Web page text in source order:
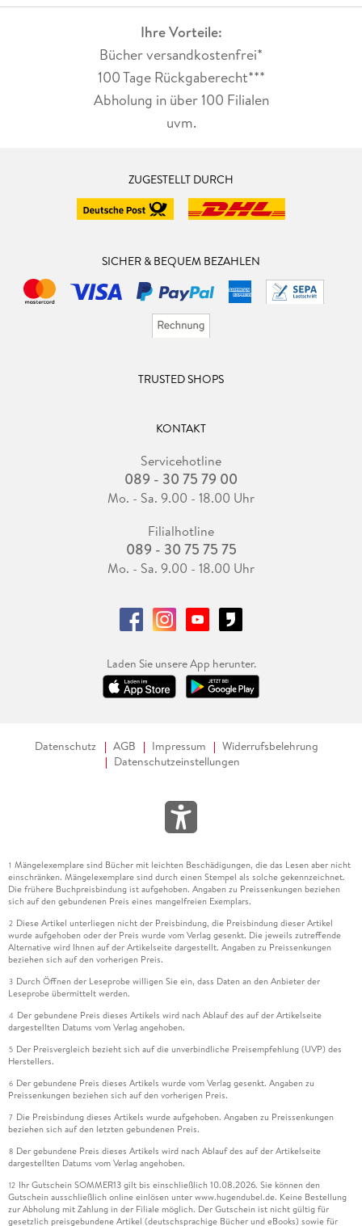
Ihre Vorteile:
Bücher versandkostenfrei*
100 Tage Rückgaberecht***
Abholung in über 100 Filialen
uvm.
ZUGESTELLT DURCH
SICHER & BEQUEM BEZAHLEN
TRUSTED SHOPS
KONTAKT
Servicehotline
089 - 30 75 79 00
Mo. - Sa. 9.00 - 18.00 Uhr
Filialhotline
089 - 30 75 75 75
Mo. - Sa. 9.00 - 18.00 Uhr
Laden Sie unsere App herunter.
Datenschutz AGB Impressum
Widerrufsbelehrung
Datenschutzeinstellungen
1 Mängelexemplare sind Bücher mit leichten Beschädigungen, die das Lesen aber nicht
einschränken. Mängelexemplare sind durch einen Stempel als solche gekennzeichnet.
Die frühere Buchpreisbindung ist aufgehoben. Angaben zu Preissenkungen beziehen
sich auf den gebundenen Preis eines mangelfreien Exemplars.
2 Diese Artikel unterliegen nicht der Preisbindung, die Preisbindung dieser Artikel
wurde aufgehoben oder der Preis wurde vom Verlag gesenkt. Die jeweils zutreffende
Alternative wird Ihnen auf der Artikelseite dargestellt. Angaben zu Preissenkungen
beziehen sich auf den vorherigen Preis.
3 Durch Öffnen der Leseprobe willigen Sie ein, dass Daten an den Anbieter der
Leseprobe übermittelt werden.
4 Der gebundene Preis dieses Artikels wird nach Ablauf des auf der Artikelseite
dargestellten Datums vom Verlag angehoben.
5 Der Preisvergleich bezieht sich auf die unverbindliche Preisempfehlung (UVP) des
Herstellers.
6 Der gebundene Preis dieses Artikels wurde vom Verlag gesenkt. Angaben zu
Preissenkungen beziehen sich auf den vorherigen Preis.
7 Die Preisbindung dieses Artikels wurde aufgehoben. Angaben zu Preissenkungen
beziehen sich auf den letzten gebundenen Preis.
8 Der gebundene Preis dieses Artikels wird nach Ablauf des auf der Artikelseite
dargestellten Datums vom Verlag angehoben.
12 Ihr Gutschein SOMMER13 gilt bis einschließlich 10.08.2026. Sie können den
Gutschein ausschließlich online einlösen unter www.hugendubel.de. Keine Bestellung
zur Abholung mit Zahlung in der Filiale möglich. Der Gutschein ist nicht gültig für
gesetzlich preisgebundene Artikel (deutschsprachige Bücher und eBooks) sowie für